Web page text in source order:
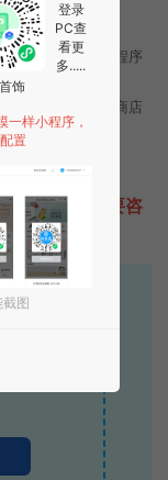
印尼乐游卡的小程序
小程序
，易企达小程序商店
小程序
不难，只需要咨
提供报价。
饰
登录
PC查
看更
多.....
一样小程序，
置
图